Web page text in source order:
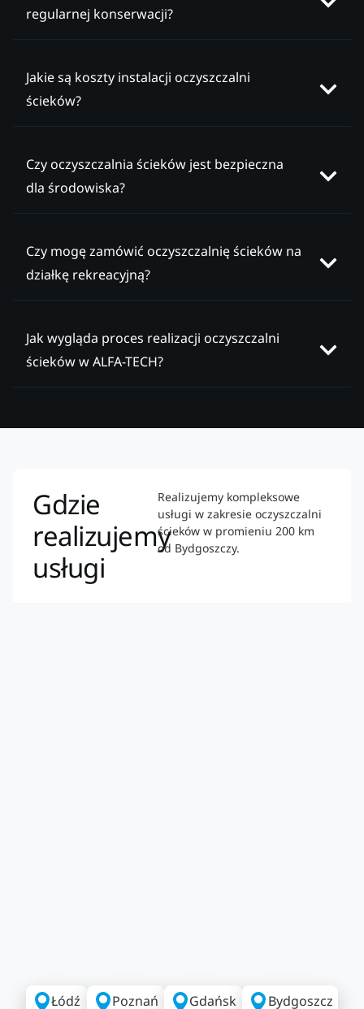
regularnej konserwacji?
Jakie są koszty instalacji oczyszczalni
ścieków?
Czy oczyszczalnia ścieków jest bezpieczna
dla środowiska?
Czy mogę zamówić oczyszczalnię ścieków na
działkę rekreacyjną?
Jak wygląda proces realizacji oczyszczalni
ścieków w ALFA-TECH?
Gdzie
realizujemy
usługi
Realizujemy kompleksowe
usługi w zakresie oczyszczalni
ścieków w promieniu 200 km
od Bydgoszczy.
Łódź Poznań Gdańsk Bydgoszcz